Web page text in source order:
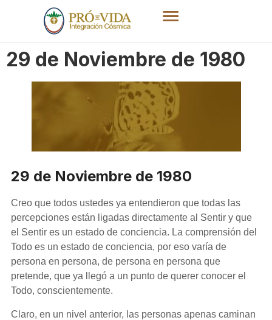
29 de Noviembre de 1980
29 de Noviembre de 1980
Creo que todos ustedes ya entendieron que todas las
percepciones están ligadas directamente al Sentir y que
el Sentir es un estado de conciencia. La comprensión del
Todo es un estado de conciencia, por eso varía de
persona en persona, de persona en persona que
pretende, que ya llegó a un punto de querer conocer el
Todo, conscientemente.
Claro, en un nivel anterior, las personas apenas caminan